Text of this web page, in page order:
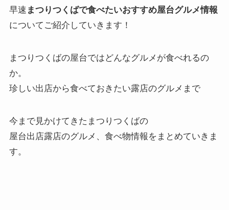
早速 まつりつくばで食べたいおすすめ屋台グルメ情報
についてご紹介していきます！
まつりつくばの屋台ではどんなグルメが食べれるの
か。
珍しい出店から食べておきたい露店のグルメまで
今まで見かけてきたまつりつくばの
屋台出店露店のグルメ、食べ物情報をまとめていきま
す。